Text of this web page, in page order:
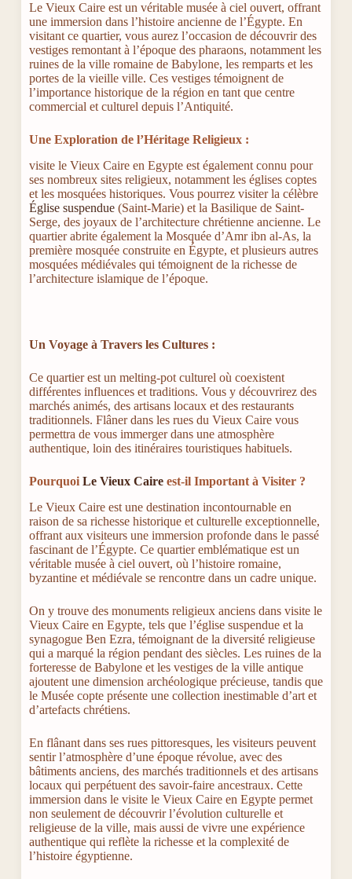
Le Vieux Caire est un véritable musée à ciel ouvert, offrant
une immersion dans l’histoire ancienne de l’Égypte. En
visitant ce quartier, vous aurez l’occasion de découvrir des
vestiges remontant à l’époque des pharaons, notamment les
ruines de la ville romaine de Babylone, les remparts et les
portes de la vieille ville. Ces vestiges témoignent de
l’importance historique de la région en tant que centre
commercial et culturel depuis l’Antiquité.
Une Exploration de l’Héritage Religieux :
visite le Vieux Caire en Egypte est également connu pour
ses nombreux sites religieux, notamment les églises coptes
et les mosquées historiques. Vous pourrez visiter la célèbre
Église suspendue(Saint-Marie) et la Basilique de Saint-
Serge, des joyaux de l’architecture chrétienne ancienne. Le
quartier abrite également la Mosquée d’Amr ibn al-As, la
première mosquée construite en Égypte, et plusieurs autres
mosquées médiévales qui témoignent de la richesse de
l’architecture islamique de l’époque.
Un Voyage à Travers les Cultures :
Ce quartier est un melting-pot culturel où coexistent
différentes influences et traditions. Vous y découvrirez des
marchés animés, des artisans locaux et des restaurants
traditionnels. Flâner dans les rues du Vieux Caire vous
permettra de vous immerger dans une atmosphère
authentique, loin des itinéraires touristiques habituels.
Pourquoi Le Vieux Caireest-il Important à Visiter ?
Le Vieux Caire est une destination incontournable en
raison de sa richesse historique et culturelle exceptionnelle,
offrant aux visiteurs une immersion profonde dans le passé
fascinant de l’Égypte. Ce quartier emblématique est un
véritable musée à ciel ouvert, où l’histoire romaine,
byzantine et médiévale se rencontre dans un cadre unique.
On y trouve des monuments religieux anciens dans visite le
Vieux Caire en Egypte, tels que l’église suspendue et la
synagogue Ben Ezra, témoignant de la diversité religieuse
qui a marqué la région pendant des siècles. Les ruines de la
forteresse de Babylone et les vestiges de la ville antique
ajoutent une dimension archéologique précieuse, tandis que
le Musée copte présente une collection inestimable d’art et
d’artefacts chrétiens.
En flânant dans ses rues pittoresques, les visiteurs peuvent
sentir l’atmosphère d’une époque révolue, avec des
bâtiments anciens, des marchés traditionnels et des artisans
locaux qui perpétuent des savoir-faire ancestraux. Cette
immersion dans le visite le Vieux Caire en Egypte permet
non seulement de découvrir l’évolution culturelle et
religieuse de la ville, mais aussi de vivre une expérience
authentique qui reflète la richesse et la complexité de
l’histoire égyptienne.